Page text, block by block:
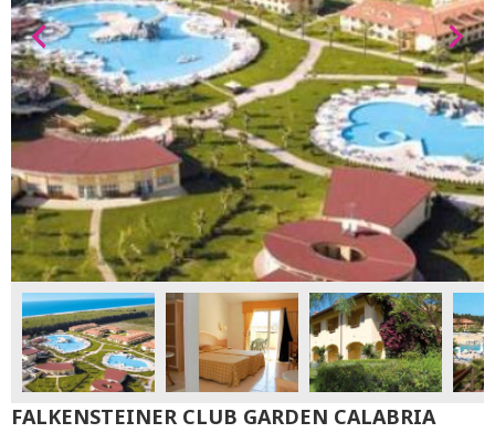
FALKENSTEINER CLUB GARDEN CALABRIA